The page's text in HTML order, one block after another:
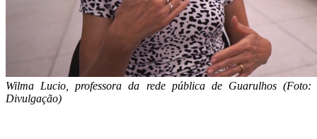
Wilma Lucio, professora da rede pública de Guarulhos (Foto:
Divulgação)